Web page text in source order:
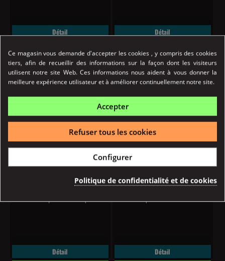
Détail
Détail
Prix 22,90 €
Classic AU MIEL NOIR 60ml Pulp
NOIR de Pulp est un e-liquide...
Détail
Prix 22,90 €
Classic ALABAMA 60ml Pulp
est un e-liquide "classic"...
Détail
Ce magasin vous demande d'accepter les cookies , y compris des cookies
tiers, afin de recueillir des informations sur la façon dont les visiteurs
utilisent notre site Web. Ces informations nous aident à vous donner la
meilleure expérience utilisateur et à améliorer continuellement notre site.
Accepter
Refuser tous les cookies
Configurer
Politique de confidentialité et de cookies